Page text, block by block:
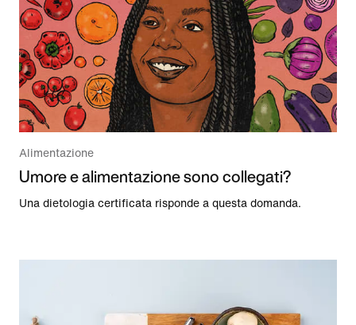
Alimentazione
Umore e alimentazione sono collegati?
Una dietologia certificata risponde a questa domanda.